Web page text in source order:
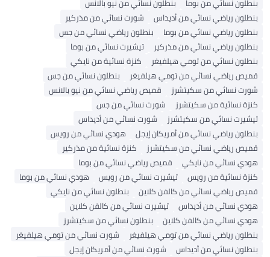
بنطلون نسائي من بوما
بنطلون نسائي من نيو بالانس
بنطلون رياضي نسائي من أديداس
شورت نسائي من مذركير
بنطلون رياضي نسائي من بوما
بنطلون رياضي نسائي من جس
بنطلون رياضي نسائي من مذركير
تيشيرت نسائي من بوما
بنطلون نسائي من تومي هيلفيغر
كنزة نسائية من نايكي
قميص رياضي نسائي من تومي هيلفيغر
بنطلون نسائي من جس
شورت نسائي من سكيتشرز
قميص رياضي نسائي من نيو بالانس
كنزة نسائية من سكيتشرز
شورت نسائي من جس
تيشيرت نسائي من سكيتشرز
شورت نسائي من أديداس
بنطلون رياضي نسائي من أمريكان إيجل
هودي نسائي من رويس
قميص رياضي نسائي من سكيتشرز
كنزة نسائية من مذركير
هودي نسائي من نايكي
قميص رياضي نسائي من بوما
كنزة نسائية من رويس
تيشيرت نسائي من رويس
هودي نسائي من بوما
قميص رياضي نسائي من كالفن كلاين
بنطلون نسائي من نايكي
هودي نسائي من أديداس
تيشيرت نسائي من كالفن كلاين
هودي نسائي من كالفن كلاين
بنطلون نسائي من سكيتشرز
بنطلون رياضي نسائي من تومي هيلفيغر
شورت نسائي من تومي هيلفيغر
بنطلون نسائي من أديداس
شورت نسائي من أمريكان إيجل